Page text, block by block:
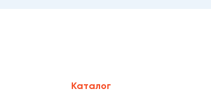
Каталог